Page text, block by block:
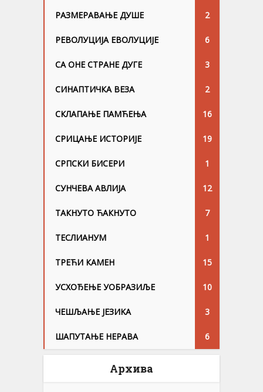
РАЗМЕРАВАЊЕ ДУШЕ 2
РЕВОЛУЦИЈА ЕВОЛУЦИЈЕ 6
СА ОНЕ СТРАНЕ ДУГЕ 3
СИНАПТИЧКА ВЕЗА 2
СКЛАПАЊЕ ПАМЋЕЊА 16
СРИЦАЊЕ ИСТОРИЈЕ 19
СРПСКИ БИСЕРИ 1
СУНЧЕВА АВЛИЈА 12
ТАКНУТО ЋАКНУТО 7
ТЕСЛИАНУМ 1
ТРЕЋИ КАМЕН 15
УСХОЂЕЊЕ УОБРАЗИЉЕ 10
ЧЕШЉАЊЕ ЈЕЗИKА 3
ШАПУТАЊЕ НЕРАВА 6
Архива